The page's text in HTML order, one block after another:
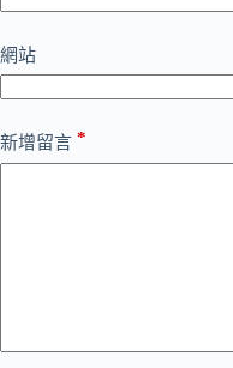
網站
新增留言 *